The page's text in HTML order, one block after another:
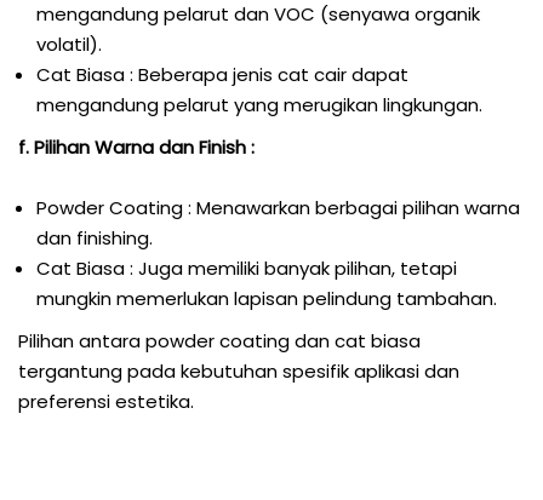
mengandung pelarut dan VOC (senyawa organik
volatil).
Cat Biasa : Beberapa jenis cat cair dapat
mengandung pelarut yang merugikan lingkungan.
f. Pilihan Warna dan Finish :
Powder Coating : Menawarkan berbagai pilihan warna
dan finishing.
Cat Biasa : Juga memiliki banyak pilihan, tetapi
mungkin memerlukan lapisan pelindung tambahan.
Pilihan antara powder coating dan cat biasa
tergantung pada kebutuhan spesifik aplikasi dan
preferensi estetika.